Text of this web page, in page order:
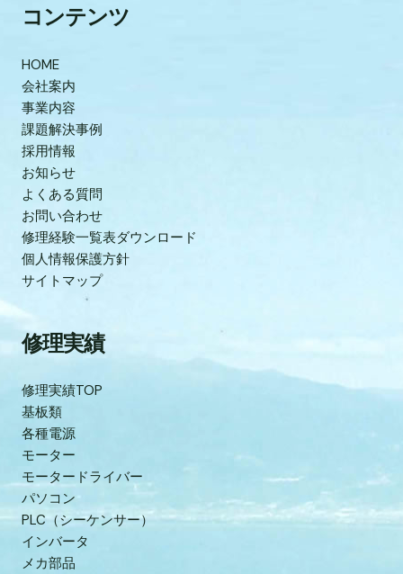
コンテンツ
HOME
会社案内
事業内容
課題解決事例
採用情報
お知らせ
よくある質問
お問い合わせ
修理経験一覧表ダウンロード
個人情報保護方針
サイトマップ
修理実績
修理実績TOP
基板類
各種電源
モーター
モータードライバー
パソコン
PLC（シーケンサー）
インバータ
メカ部品